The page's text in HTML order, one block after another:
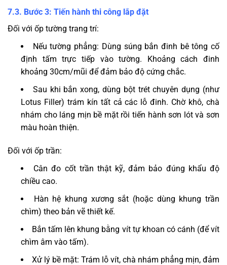
7.3. Bước 3: Tiến hành thi công lắp đặt
Đối với ốp tường trang trí:
Nếu tường phẳng: Dùng súng bắn đinh bê tông cố
định tấm trực tiếp vào tường. Khoảng cách đinh
khoảng 30cm/mũi để đảm bảo độ cứng chắc.
Sau khi bắn xong, dùng bột trét chuyên dụng (như
Lotus Filler) trám kín tất cả các lỗ đinh. Chờ khô, chà
nhám cho láng mịn bề mặt rồi tiến hành sơn lót và sơn
màu hoàn thiện.
Đối với ốp trần:
Cân đo cốt trần thật kỹ, đảm bảo đúng khẩu độ
chiều cao.
Hàn hệ khung xương sắt (hoặc dùng khung trần
chìm) theo bản vẽ thiết kế.
Bắn tấm lên khung bằng vít tự khoan có cánh (để vít
chìm âm vào tấm).
Xử lý bề mặt: Trám lỗ vít, chà nhám phẳng mịn, đảm